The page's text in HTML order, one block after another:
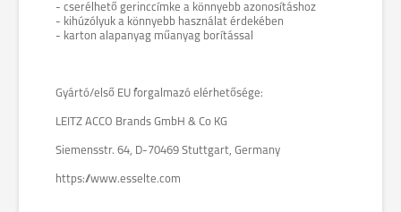
- cserélhető gerinccímke a könnyebb azonosításhoz
- kihúzólyuk a könnyebb használat érdekében
- karton alapanyag műanyag borítással
Gyártó/első EU forgalmazó elérhetősége:
LEITZ ACCO Brands GmbH & Co KG
Siemensstr. 64, D-70469 Stuttgart, Germany
https://www.esselte.com